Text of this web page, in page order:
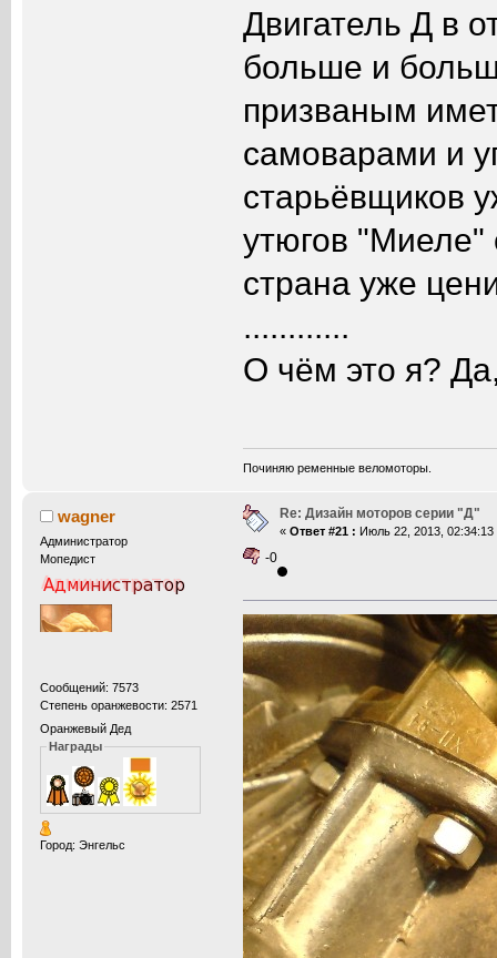
Двигатель Д в
больше и
призваным
самоварами и
старьёвщиков
утюгов "Миеле"
страна уже
............
О чём это я?
Починяю ременные веломоторы.
wagner
Администратор
Мопедист
Сообщений: 7573
Степень оранжевости: 2571
Оранжевый Дед
Награды
Город: Энгельс
Re: Дизайн моторов серии "Д"
« Ответ #21 : Июль 22, 2013, 02:34:13
-0